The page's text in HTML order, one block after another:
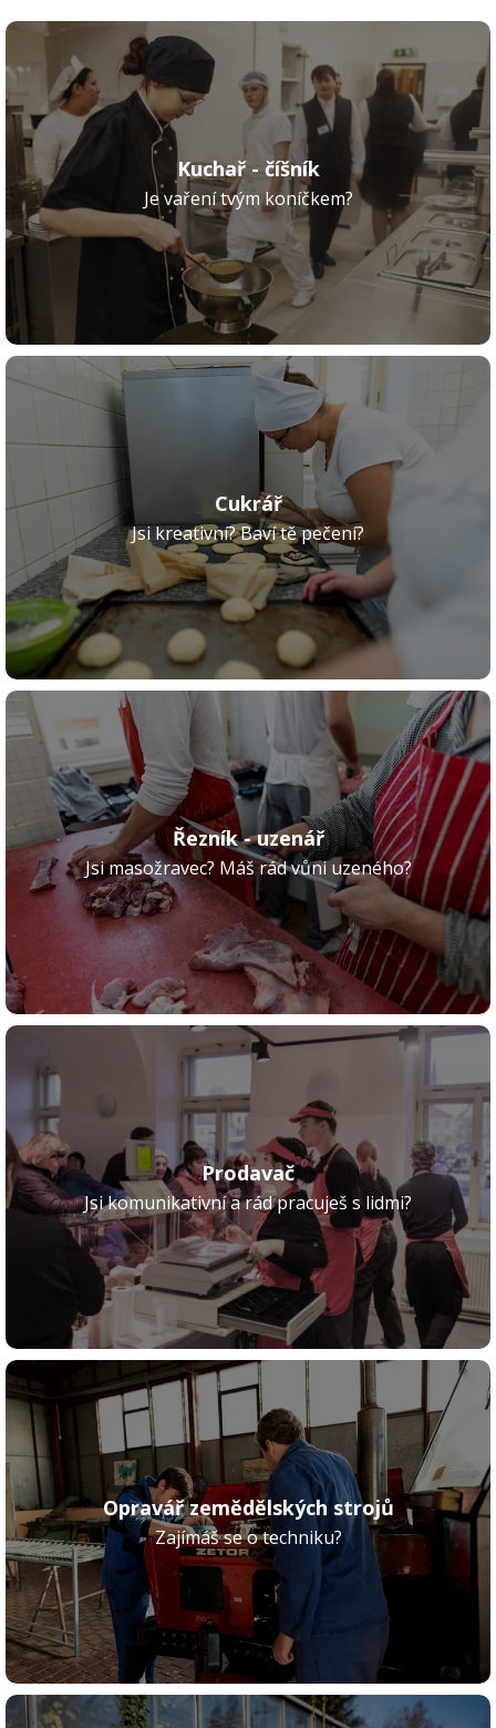
Kuchař - číšník
Je vaření tvým koníčkem?
Cukrář
Jsi kreativní? Baví tě pečení?
Řezník - uzenář
Jsi masožravec? Máš rád vůni uzeného?
Prodavač
Jsi komunikativní a rád pracuješ s lidmi?
Opravář zemědělských strojů
Zajímáš se o techniku?